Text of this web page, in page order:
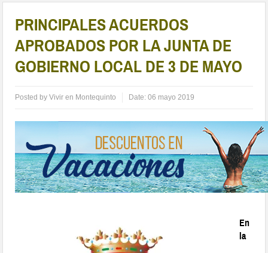
PRINCIPALES ACUERDOS
APROBADOS POR LA JUNTA DE
GOBIERNO LOCAL DE 3 DE MAYO
Posted byVivir en Montequinto Date:06 mayo 2019
En
la